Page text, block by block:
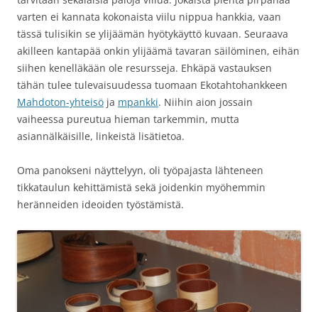
varten ei kannata kokonaista viilu nippua hankkia, vaan
tässä tulisikin se ylijäämän hyötykäyttö kuvaan. Seuraava
akilleen kantapää onkin ylijäämä tavaran säilöminen, eihän
siihen kenelläkään ole resursseja. Ehkäpä vastauksen
tähän tulee tulevaisuudessa tuomaan Ekotahtohankkeen
Mahdoton-yhteisö ja mpankki. Niihin aion jossain
vaiheessa pureutua hieman tarkemmin, mutta
asiannälkäisille, linkeistä lisätietoa.
Oma panokseni näyttelyyn, oli työpajasta lähteneen
tikkataulun kehittämistä sekä joidenkin myöhemmin
heränneiden ideoiden työstämistä.